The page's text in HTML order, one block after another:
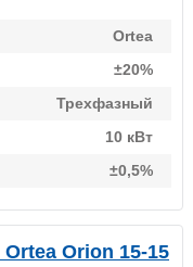
Ortea
±20%
Трехфазный
10 кВт
±0,5%
Orion 15-15